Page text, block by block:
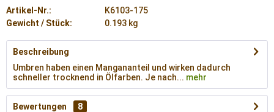
Artikel-Nr.:
K6103-175
Gewicht / Stück:
0.193 kg
Beschreibung
Umbren haben einen Mangananteil und wirken dadurch
schneller trocknend in Ölfarben. Je nach... mehr
Bewertungen
8